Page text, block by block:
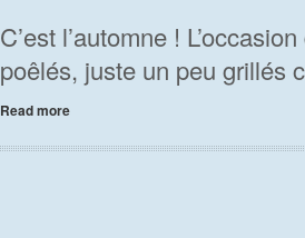
C’est l’automne !
poêlés, juste un peu grillés
Read more